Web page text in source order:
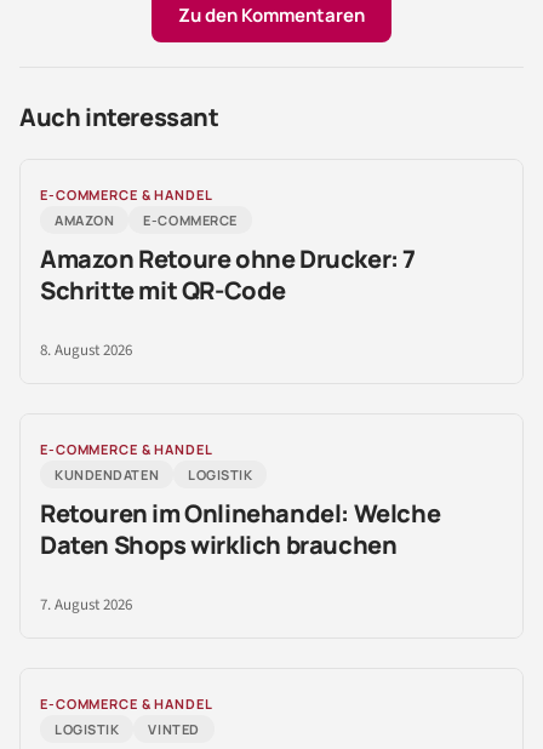
Zu den Kommentaren
Auch interessant
E-COMMERCE & HANDEL
AMAZON
E-COMMERCE
Amazon Retoure ohne Drucker: 7
Schritte mit QR-Code
8. August 2026
E-COMMERCE & HANDEL
KUNDENDATEN
LOGISTIK
Retouren im Onlinehandel: Welche
Daten Shops wirklich brauchen
7. August 2026
E-COMMERCE & HANDEL
LOGISTIK
VINTED